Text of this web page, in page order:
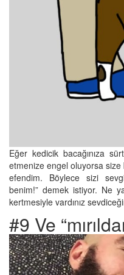
Eğer kedicik bacağınıza
etmenize engel oluyorsa
efendim. Böylece sizi
benim!” demek istiyor. Ne
kertmesiyle vardınız
#9 Ve